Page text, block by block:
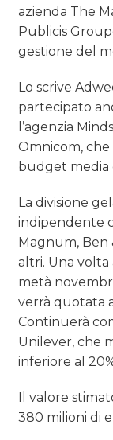
azienda The
Publicis
gestione del
Lo scrive
partecipato
l’agenzia
Omnicom,
budget media
La divisione
indipendente
Magnum, Ben
altri. Una volta
metà
verrà quotata
Continuerà
Unilever, che
inferiore al
Il valore
380 milioni di